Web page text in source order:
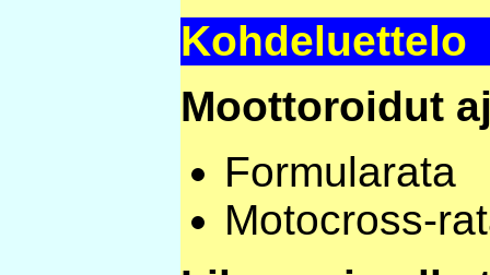
Kohdeluettelo
Moottoroidut
Formularata
Motocross-